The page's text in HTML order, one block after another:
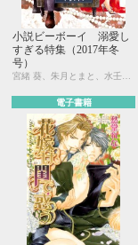
小説ビーボーイ 溺愛し
すぎる特集（2017年冬
号）
宮緒 葵、朱月とまと、水壬楓子、しおべり由生、吉田ナツ、森原八鹿、彩寧一叶、高世ナオキ、遠野春日、円陣闇丸、東野ゆき、園千代子、東野 海、林 マキ、永井三郎、福嶋ユッカ、モリフジ、黒田 屑、ゆうき
電子書籍